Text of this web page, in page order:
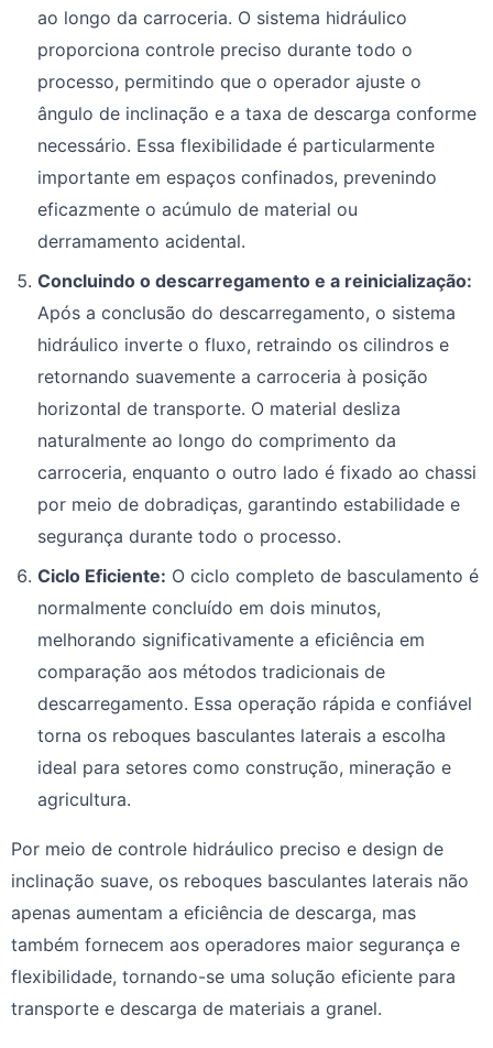
ao longo da carroceria. O sistema hidráulico
proporciona controle preciso durante todo o
processo, permitindo que o operador ajuste o
ângulo de inclinação e a taxa de descarga conforme
necessário. Essa flexibilidade é particularmente
importante em espaços confinados, prevenindo
eficazmente o acúmulo de material ou
derramamento acidental.
Concluindo o descarregamento e a reinicialização:
Após a conclusão do descarregamento, o sistema
hidráulico inverte o fluxo, retraindo os cilindros e
retornando suavemente a carroceria à posição
horizontal de transporte. O material desliza
naturalmente ao longo do comprimento da
carroceria, enquanto o outro lado é fixado ao chassi
por meio de dobradiças, garantindo estabilidade e
segurança durante todo o processo.
Ciclo Eficiente: O ciclo completo de basculamento é
normalmente concluído em dois minutos,
melhorando significativamente a eficiência em
comparação aos métodos tradicionais de
descarregamento. Essa operação rápida e confiável
torna os reboques basculantes laterais a escolha
ideal para setores como construção, mineração e
agricultura.
Por meio de controle hidráulico preciso e design de
inclinação suave, os reboques basculantes laterais não
apenas aumentam a eficiência de descarga, mas
também fornecem aos operadores maior segurança e
flexibilidade, tornando-se uma solução eficiente para
transporte e descarga de materiais a granel.